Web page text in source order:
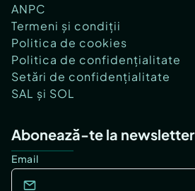
ANPC
Termeni și condiții
Politica de cookies
Politica de confidențialitate
Setări de confidențialitate
SAL și SOL
Abonează-te la newsletter
Email